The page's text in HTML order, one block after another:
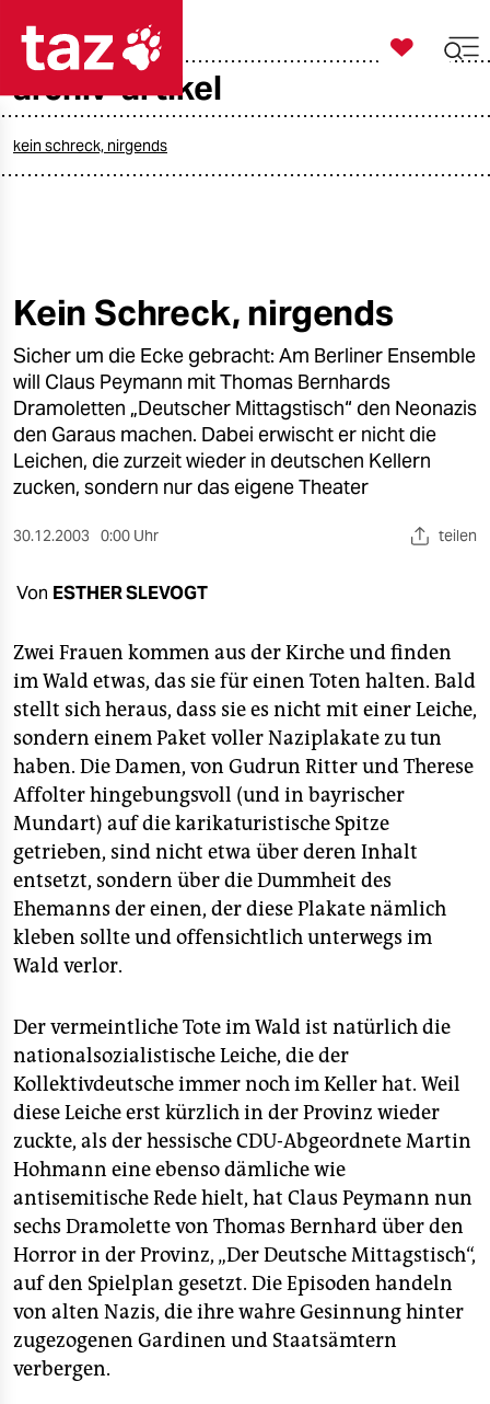
öko
gesellschaft
kultur
sport
berlin
nord
wahrheit
verlag
verlag
veranstaltungen
shop
fragen & hilfe
unterstützen
abo
genossenschaft

taz zahl ich
archiv-artikel
kein schreck, nirgends
Kein Schreck, nirgends
Sicher um die Ecke gebracht: Am Berliner Ensemble
will Claus Peymann mit Thomas Bernhards
Dramoletten „Deutscher Mittagstisch“ den Neonazis
den Garaus machen. Dabei erwischt er nicht die
Leichen, die zurzeit wieder in deutschen Kellern
zucken, sondern nur das eigene Theater
30.12.2003 0:00 Uhr teilen
Von ESTHER SLEVOGT
Zwei Frauen kommen aus der Kirche und finden
im Wald etwas, das sie für einen Toten halten. Bald
stellt sich heraus, dass sie es nicht mit einer Leiche,
sondern einem Paket voller Naziplakate zu tun
haben. Die Damen, von Gudrun Ritter und Therese
Affolter hingebungsvoll (und in bayrischer
Mundart) auf die karikaturistische Spitze
getrieben, sind nicht etwa über deren Inhalt
entsetzt, sondern über die Dummheit des
Ehemanns der einen, der diese Plakate nämlich
kleben sollte und offensichtlich unterwegs im
Wald verlor.
Der vermeintliche Tote im Wald ist natürlich die
nationalsozialistische Leiche, die der
Kollektivdeutsche immer noch im Keller hat. Weil
diese Leiche erst kürzlich in der Provinz wieder
zuckte, als der hessische CDU-Abgeordnete Martin
Hohmann eine ebenso dämliche wie
antisemitische Rede hielt, hat Claus Peymann nun
sechs Dramolette von Thomas Bernhard über den
Horror in der Provinz, „Der Deutsche Mittagstisch“,
auf den Spielplan gesetzt. Die Episoden handeln
von alten Nazis, die ihre wahre Gesinnung hinter
zugezogenen Gardinen und Staatsämtern
verbergen.